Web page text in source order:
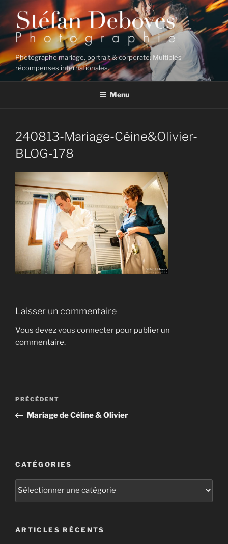
au
contenu
principal
Photographe mariage, portrait & corporate. Multiples
récompenses internationales.
Menu
240813-Mariage-Céine&Olivier-
BLOG-178
Laisser un commentaire
Vous devezvous connecter pour publier un
commentaire.
Navigation
l’article
Article
précédent
PRÉCÉDENT
Mariage de Céline & Olivier
CATÉGORIES
Catégories
ARTICLES RÉCENTS